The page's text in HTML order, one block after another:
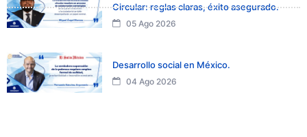
Circular: reglas claras, éxito asegurado.
05 Ago 2026
Desarrollo social en México.
04 Ago 2026